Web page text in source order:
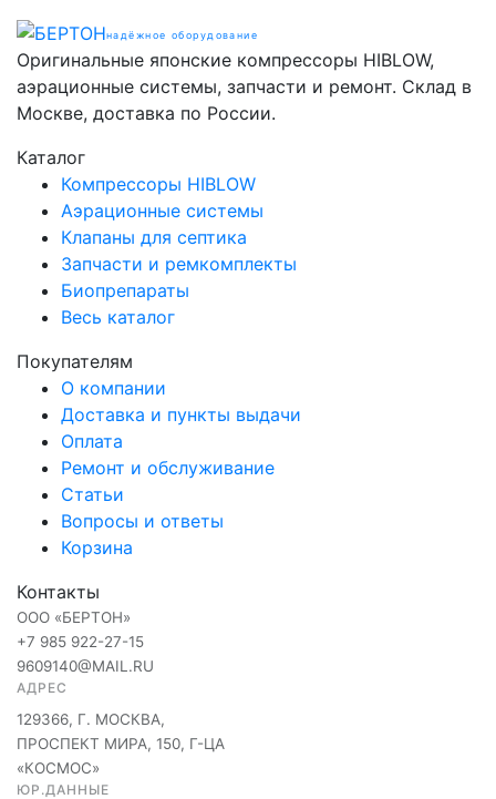
надёжное оборудование
Оригинальные японские компрессоры HIBLOW,
аэрационные системы, запчасти и ремонт. Склад в
Москве, доставка по России.
Каталог
Компрессоры HIBLOW
Аэрационные системы
Клапаны для септика
Запчасти и ремкомплекты
Биопрепараты
Весь каталог
Покупателям
О компании
Доставка и пункты выдачи
Оплата
Ремонт и обслуживание
Статьи
Вопросы и ответы
Корзина
Контакты
ООО «БЕРТОН»
+7 985 922-27-15
9609140@MAIL.RU
АДРЕС
129366, Г. МОСКВА,
ПРОСПЕКТ МИРА, 150, Г-ЦА
«КОСМОС»
ЮР.ДАННЫЕ